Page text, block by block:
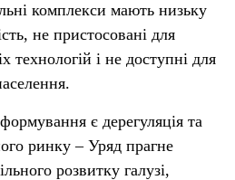
комплекси мають низьку
не пристосовані для
технологій і не доступні для
є дерегуляція та
ринку – Уряд прагне
розвитку галузі,